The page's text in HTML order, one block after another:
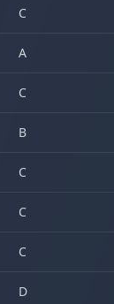
C
A
C
B
C
C
C
D